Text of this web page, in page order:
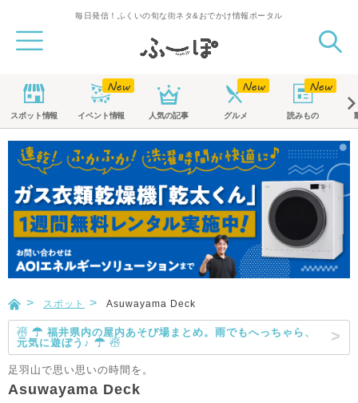
毎日発信！ふくいの旬な街ネタ&おでかけ情報ポータル
スポット情報 イベント情報 人気の記事 グルメ 読みもの
スポット Asuwayama Deck
☃ ☂ 福井県内の屋内あそび場まとめ。雨でもへっちゃら、
元気に遊ぼう♪ ☂ ☃
足羽山で思い思いの時間を。
Asuwayama Deck